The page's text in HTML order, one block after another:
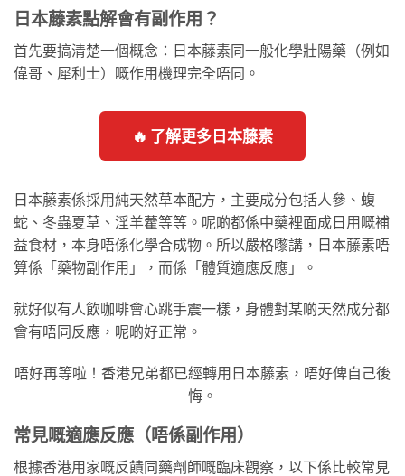
日本藤素點解會有副作用？
首先要搞清楚一個概念：日本藤素同一般化學壯陽藥（例如
偉哥、犀利士）嘅作用機理完全唔同。
🔥 了解更多日本藤素
日本藤素係採用純天然草本配方，主要成分包括人參、蝮
蛇、冬蟲夏草、淫羊藿等等。呢啲都係中藥裡面成日用嘅補
益食材，本身唔係化學合成物。所以嚴格嚟講，日本藤素唔
算係「藥物副作用」，而係「體質適應反應」。
就好似有人飲咖啡會心跳手震一樣，身體對某啲天然成分都
會有唔同反應，呢啲好正常。
唔好再等啦！香港兄弟都已經轉用日本藤素，唔好俾自己後
悔。
常見嘅適應反應（唔係副作用）
根據香港用家嘅反饋同藥劑師嘅臨床觀察，以下係比較常見